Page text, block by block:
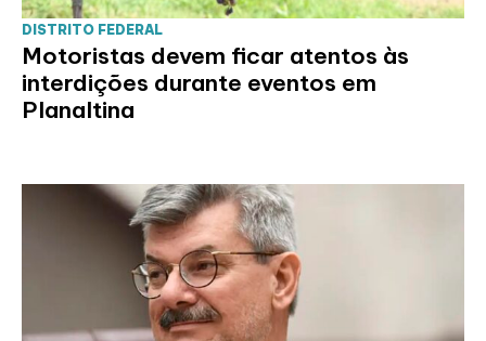
DISTRITO FEDERAL
Motoristas devem ficar atentos às
interdições durante eventos em
Planaltina